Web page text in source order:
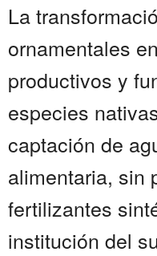
La
ornamentales
productivos y
especies
captación de
alimentaria, sin
fertilizantes
institución del